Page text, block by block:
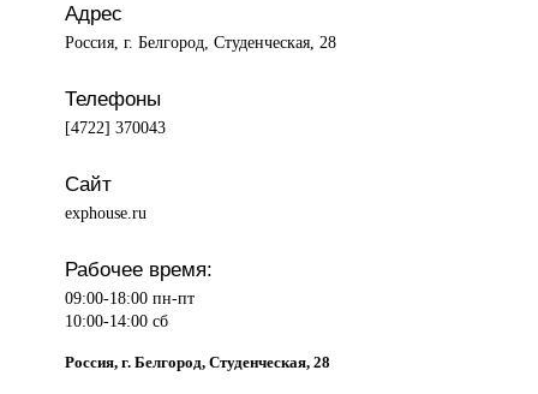
Адрес
Россия, г. Белгород, Студенческая, 28
Телефоны
[4722] 370043
Сайт
exphouse.ru
Рабочее время:
09:00-18:00 пн-пт
10:00-14:00 сб
Россия, г. Белгород, Студенческая, 28